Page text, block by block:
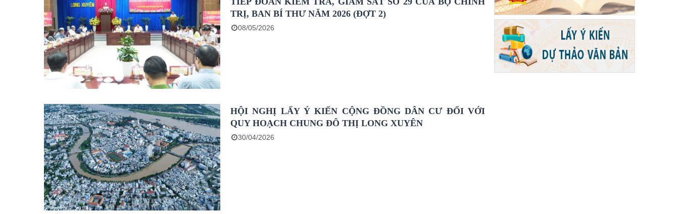
TRỊ, BAN BÍ THƯ NĂM 2026 (ĐỢT 2)
08/05/2026
HỘI NGHỊ LẤY Ý KIẾN CỘNG ĐỒNG DÂN CƯ ĐỐI VỚI
QUY HOẠCH CHUNG ĐÔ THỊ LONG XUYÊN
30/04/2026